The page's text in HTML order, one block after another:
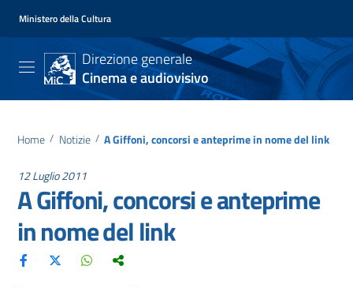
Ministero della Cultura
Direzione generale
Cinema e audiovisivo
Home / Notizie / A Giffoni, concorsi e anteprime in nome del link
12 Luglio 2011
A Giffoni, concorsi e anteprime
in nome del link